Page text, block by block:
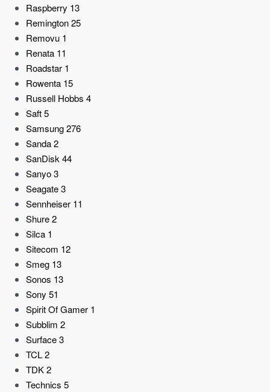
Raspberry 13
Remington25
Removu 1
Renata 11
Roadstar 1
Rowenta 15
Russell Hobbs 4
Saft5
Samsung276
Sanda2
SanDisk44
Sanyo3
Seagate3
Sennheiser 11
Shure2
Silca 1
Sitecom 12
Smeg 13
Sonos 13
Sony 51
Spirit Of Gamer 1
Subblim 2
Surface3
TCL2
TDK2
Technics 5